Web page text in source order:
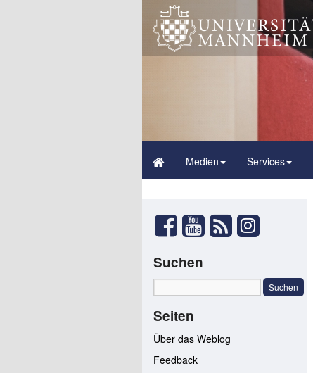
Medien Services
Suchen
Seiten
Über das Weblog
Feedback